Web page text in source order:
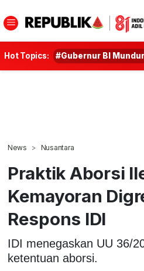
Hot Topics: #Gubernur BI Mundur
News Nusantara
Praktik Aborsi
Kemayoran
Respons IDI
IDI menegaskan UU 36/
ketentuan aborsi.